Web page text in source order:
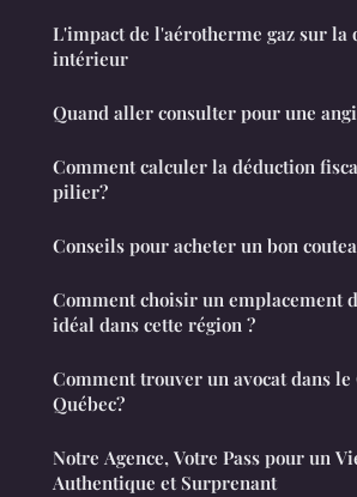
L'impact de l'aérotherme gaz sur
intérieur
Quand aller consulter pour une
Comment calculer la déduction
pilier?
Conseils pour acheter un bon
Comment choisir un emplacement
idéal dans cette région ?
Comment trouver un avocat dans
Québec?
Notre Agence, Votre Pass pour un
Authentique et Surprenant